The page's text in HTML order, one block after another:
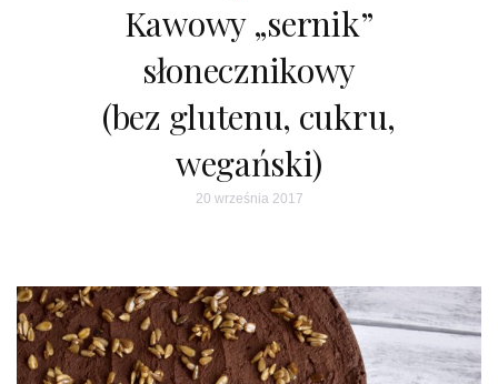
Kawowy „sernik”
słonecznikowy
(bez glutenu, cukru,
wegański)
20 września 2017